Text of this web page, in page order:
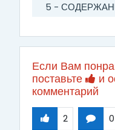
5 -
Если Вам
поставьте
и
комментарий
2 0